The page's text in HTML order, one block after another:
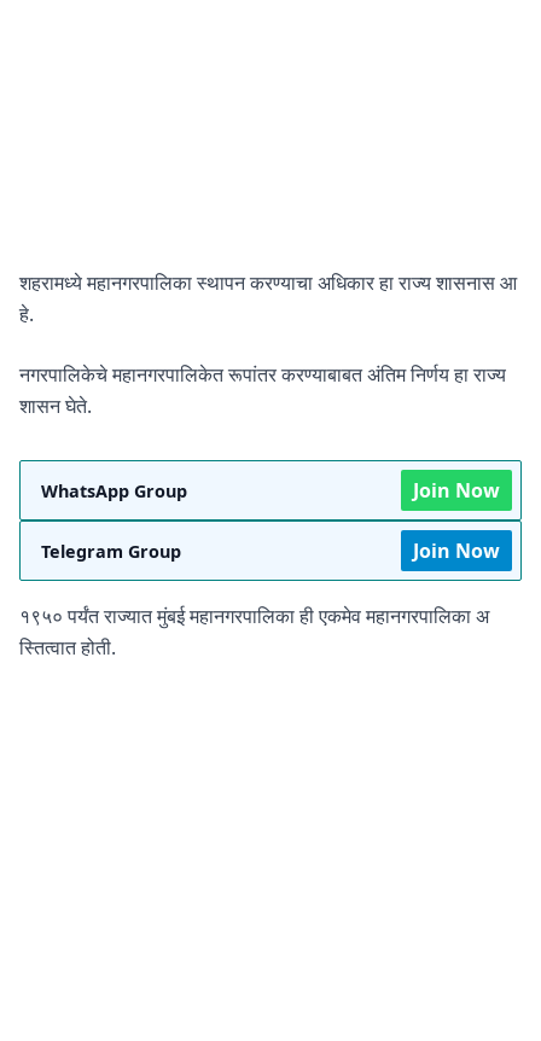
शहरामध्ये महानगरपालिका स्थापन करण्याचा अधिकार हा राज्य शासनास आ
हे.
नगरपालिकेचे महानगरपालिकेत रूपांतर करण्याबाबत अंतिम निर्णय हा राज्य
शासन घेते.
WhatsApp Group Join Now
Telegram Group Join Now
१९५० पर्यंत राज्यात मुंबई महानगरपालिका ही एकमेव महानगरपालिका अ
स्तित्वात होती.